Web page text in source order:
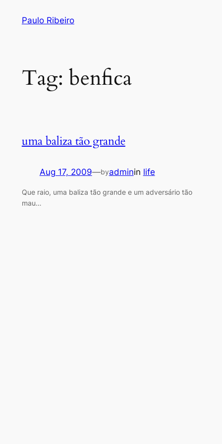
Paulo Ribeiro
Tag: benfica
uma baliza tão grande
Aug 17, 2009—byadminin life
Que raio, uma baliza tão grande e um adversário tão
mau…